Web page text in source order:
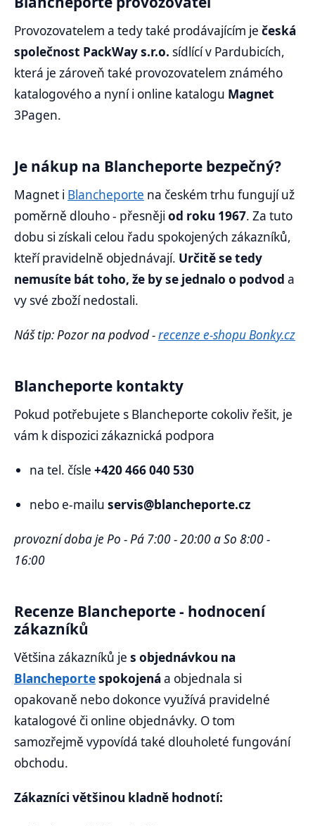
Provozovatelem a tedy také prodávajícím je česká
společnost PackWay s.r.o. sídlící v Pardubicích,
která je zároveň také provozovatelem známého
katalogového a nyní i online katalogu Magnet
3Pagen.
Je nákup na Blancheporte bezpečný?
Magnet i Blancheporte na českém trhu fungují už
poměrně dlouho - přesněji od roku 1967. Za tuto
dobu si získali celou řadu spokojených zákazníků,
kteří pravidelně objednávají. Určitě se tedy
nemusíte bát toho, že by se jednalo o podvod a
vy své zboží nedostali.
Náš tip: Pozor na podvod -recenze e-shopu Bonky.cz
Blancheporte kontakty
Pokud potřebujete s Blancheporte cokoliv řešit, je
vám k dispozici zákaznická podpora
na tel. čísle+420 466 040 530
nebo e-mailuservis@blancheporte.cz
provozní doba je Po - Pá 7:00 - 20:00 a So 8:00 -
16:00
Recenze Blancheporte - hodnocení
zákazníků
Většina zákazníků je s objednávkou na
Blancheportespokojenáa objednala si
opakovaně nebo dokonce využívá pravidelné
katalogové či online objednávky. O tom
samozřejmě vypovídá také dlouholeté fungování
obchodu.
Zákazníci většinou kladně hodnotí: